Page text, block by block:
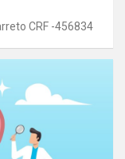
CRF -456834